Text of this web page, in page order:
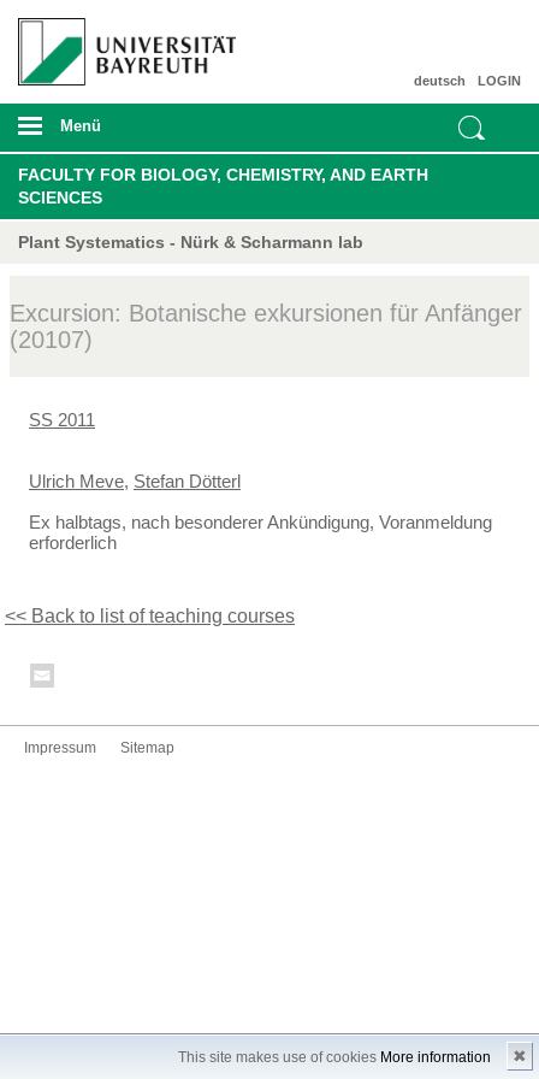
This site makes use of cookies More information ✖
LOGIN
deutsch
Menü
FACULTY FOR BIOLOGY, CHEMISTRY, AND EARTH
SCIENCES
Plant Systematics - Nürk & Scharmann lab
Excursion: Botanische exkursionen für Anfänger
(20107)
SS 2011
Ulrich Meve, Stefan Dötterl
Ex halbtags, nach besonderer Ankündigung, Voranmeldung
erforderlich
<< Back to list of teaching courses
Impressum Sitemap